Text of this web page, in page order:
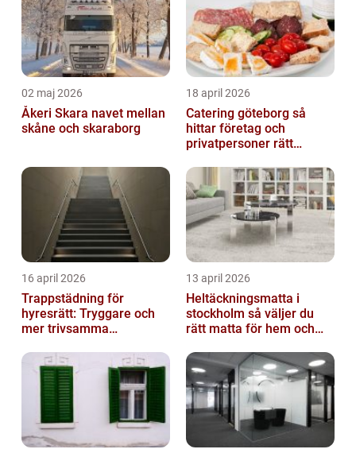
02 maj 2026
Åkeri Skara navet mellan
skåne och skaraborg
18 april 2026
Catering göteborg så
hittar företag och
privatpersoner rätt
16 april 2026
Trappstädning för
hyresrätt: Tryggare och
mer trivsamma
13 april 2026
Heltäckningsmatta i
stockholm så väljer du
rätt matta för hem och